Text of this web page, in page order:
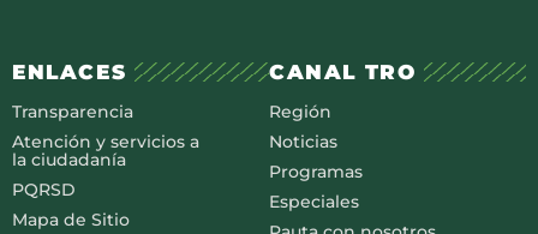
ENLACES
Transparencia
Atención y servicios a
la ciudadanía
PQRSD
Mapa de Sitio
CANAL TRO
Región
Noticias
Programas
Especiales